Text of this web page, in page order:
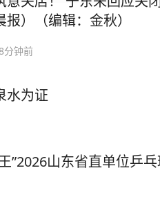
报）（编辑：金秋）
分钟前
水为证
”2026山东省直单位乒